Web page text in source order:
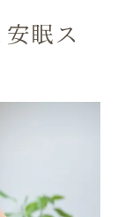
退するコツ
チの流れ
体体験談
係性
眠ス